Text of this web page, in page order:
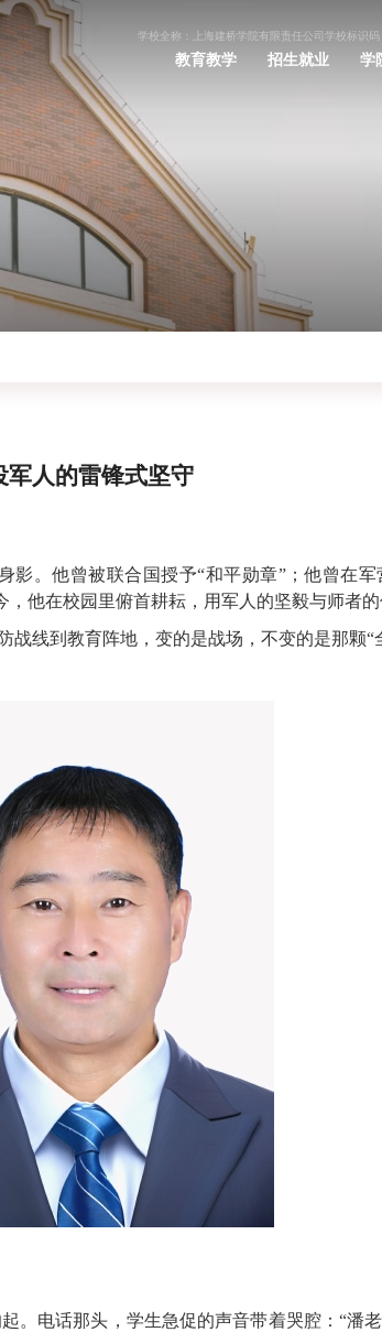
学校全称：上海建桥学院有限责任公司学校标识
教育教学 招生就业 学
军人的雷锋式坚守
影。他曾被联合国授予“和平勋章”；他曾在
他在校园里俯首耕耘，用军人的坚毅与师者
线到教育阵地，变的是战场，不变的是那颗“
。电话那头，学生急促的声音带着哭腔：“潘